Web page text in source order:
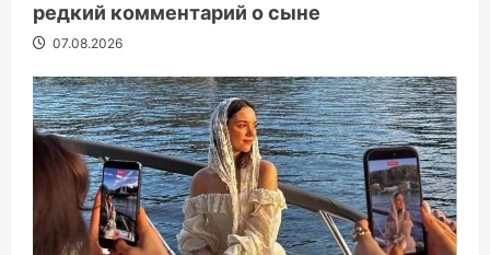
редкий комментарий о сыне
07.08.2026